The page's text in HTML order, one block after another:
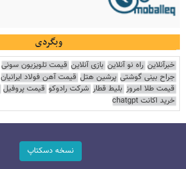
وبگردی
خبرآنلاین راه نو آنلاین بازی آنلاین قیمت تلویزیون سونی
جراح بینی گوشتی پرشین هتل قیمت آهن فولاد ایرانیان
قیمت طلا امروز بلیط قطار شرکت رادوکو قیمت پروفیل
خرید اکانت chatgpt
نسخه دسکتاپ